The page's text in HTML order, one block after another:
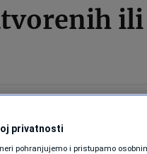
ili
privatnosti
pohranjujemo i pristupamo